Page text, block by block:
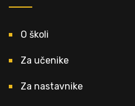
O školi
Za učenike
Za nastavnike